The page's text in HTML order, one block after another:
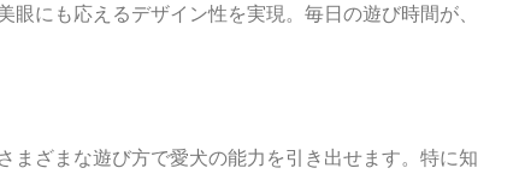
にも応えるデザイン性を実現。毎日の遊び時間が、
まざまな遊び方で愛犬の能力を引き出せます。特に知